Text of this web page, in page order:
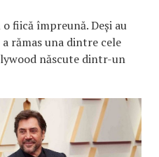
fiică împreună. Deși au
rămas una dintre cele
născute dintr-un